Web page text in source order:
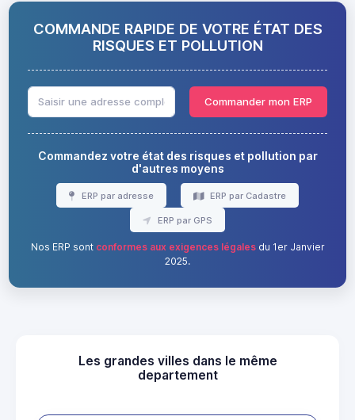
COMMANDE RAPIDE DE VOTRE ÉTAT DES
RISQUES ET POLLUTION
Commander mon ERP
Commandez votre état des risques et pollution par
d'autres moyens
ERP par adresse ERP par Cadastre
ERP par GPS
Nos ERP sont conformes aux exigences légalesdu 1er Janvier
2025.
Les grandes villes dans le même
departement